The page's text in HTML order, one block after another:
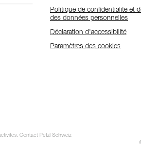
Politique de confidentialité et
des données personnelles
Déclaration d'accessibilité
Paramètres des cookies
Contact Petzl Schweiz